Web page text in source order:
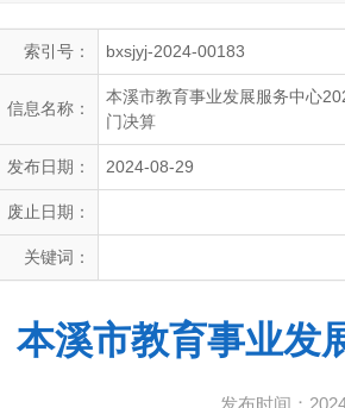
索引号： bxsjyj-2024-00183
信息名称：
本溪市教育事业发展服务中心
门决算
发布日期： 2024-08-29
废止日期：
关键词：
本溪市教育事业发
发布时间：